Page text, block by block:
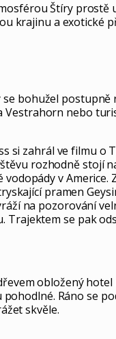
Štíry prostě
krajinu a exotické
bohužel
nebo
si zahrál ve filmu o
rozhodně stojí
v Americe.
pramen
na pozorování
se pak
obložený hotel
Ráno se
skvěle.